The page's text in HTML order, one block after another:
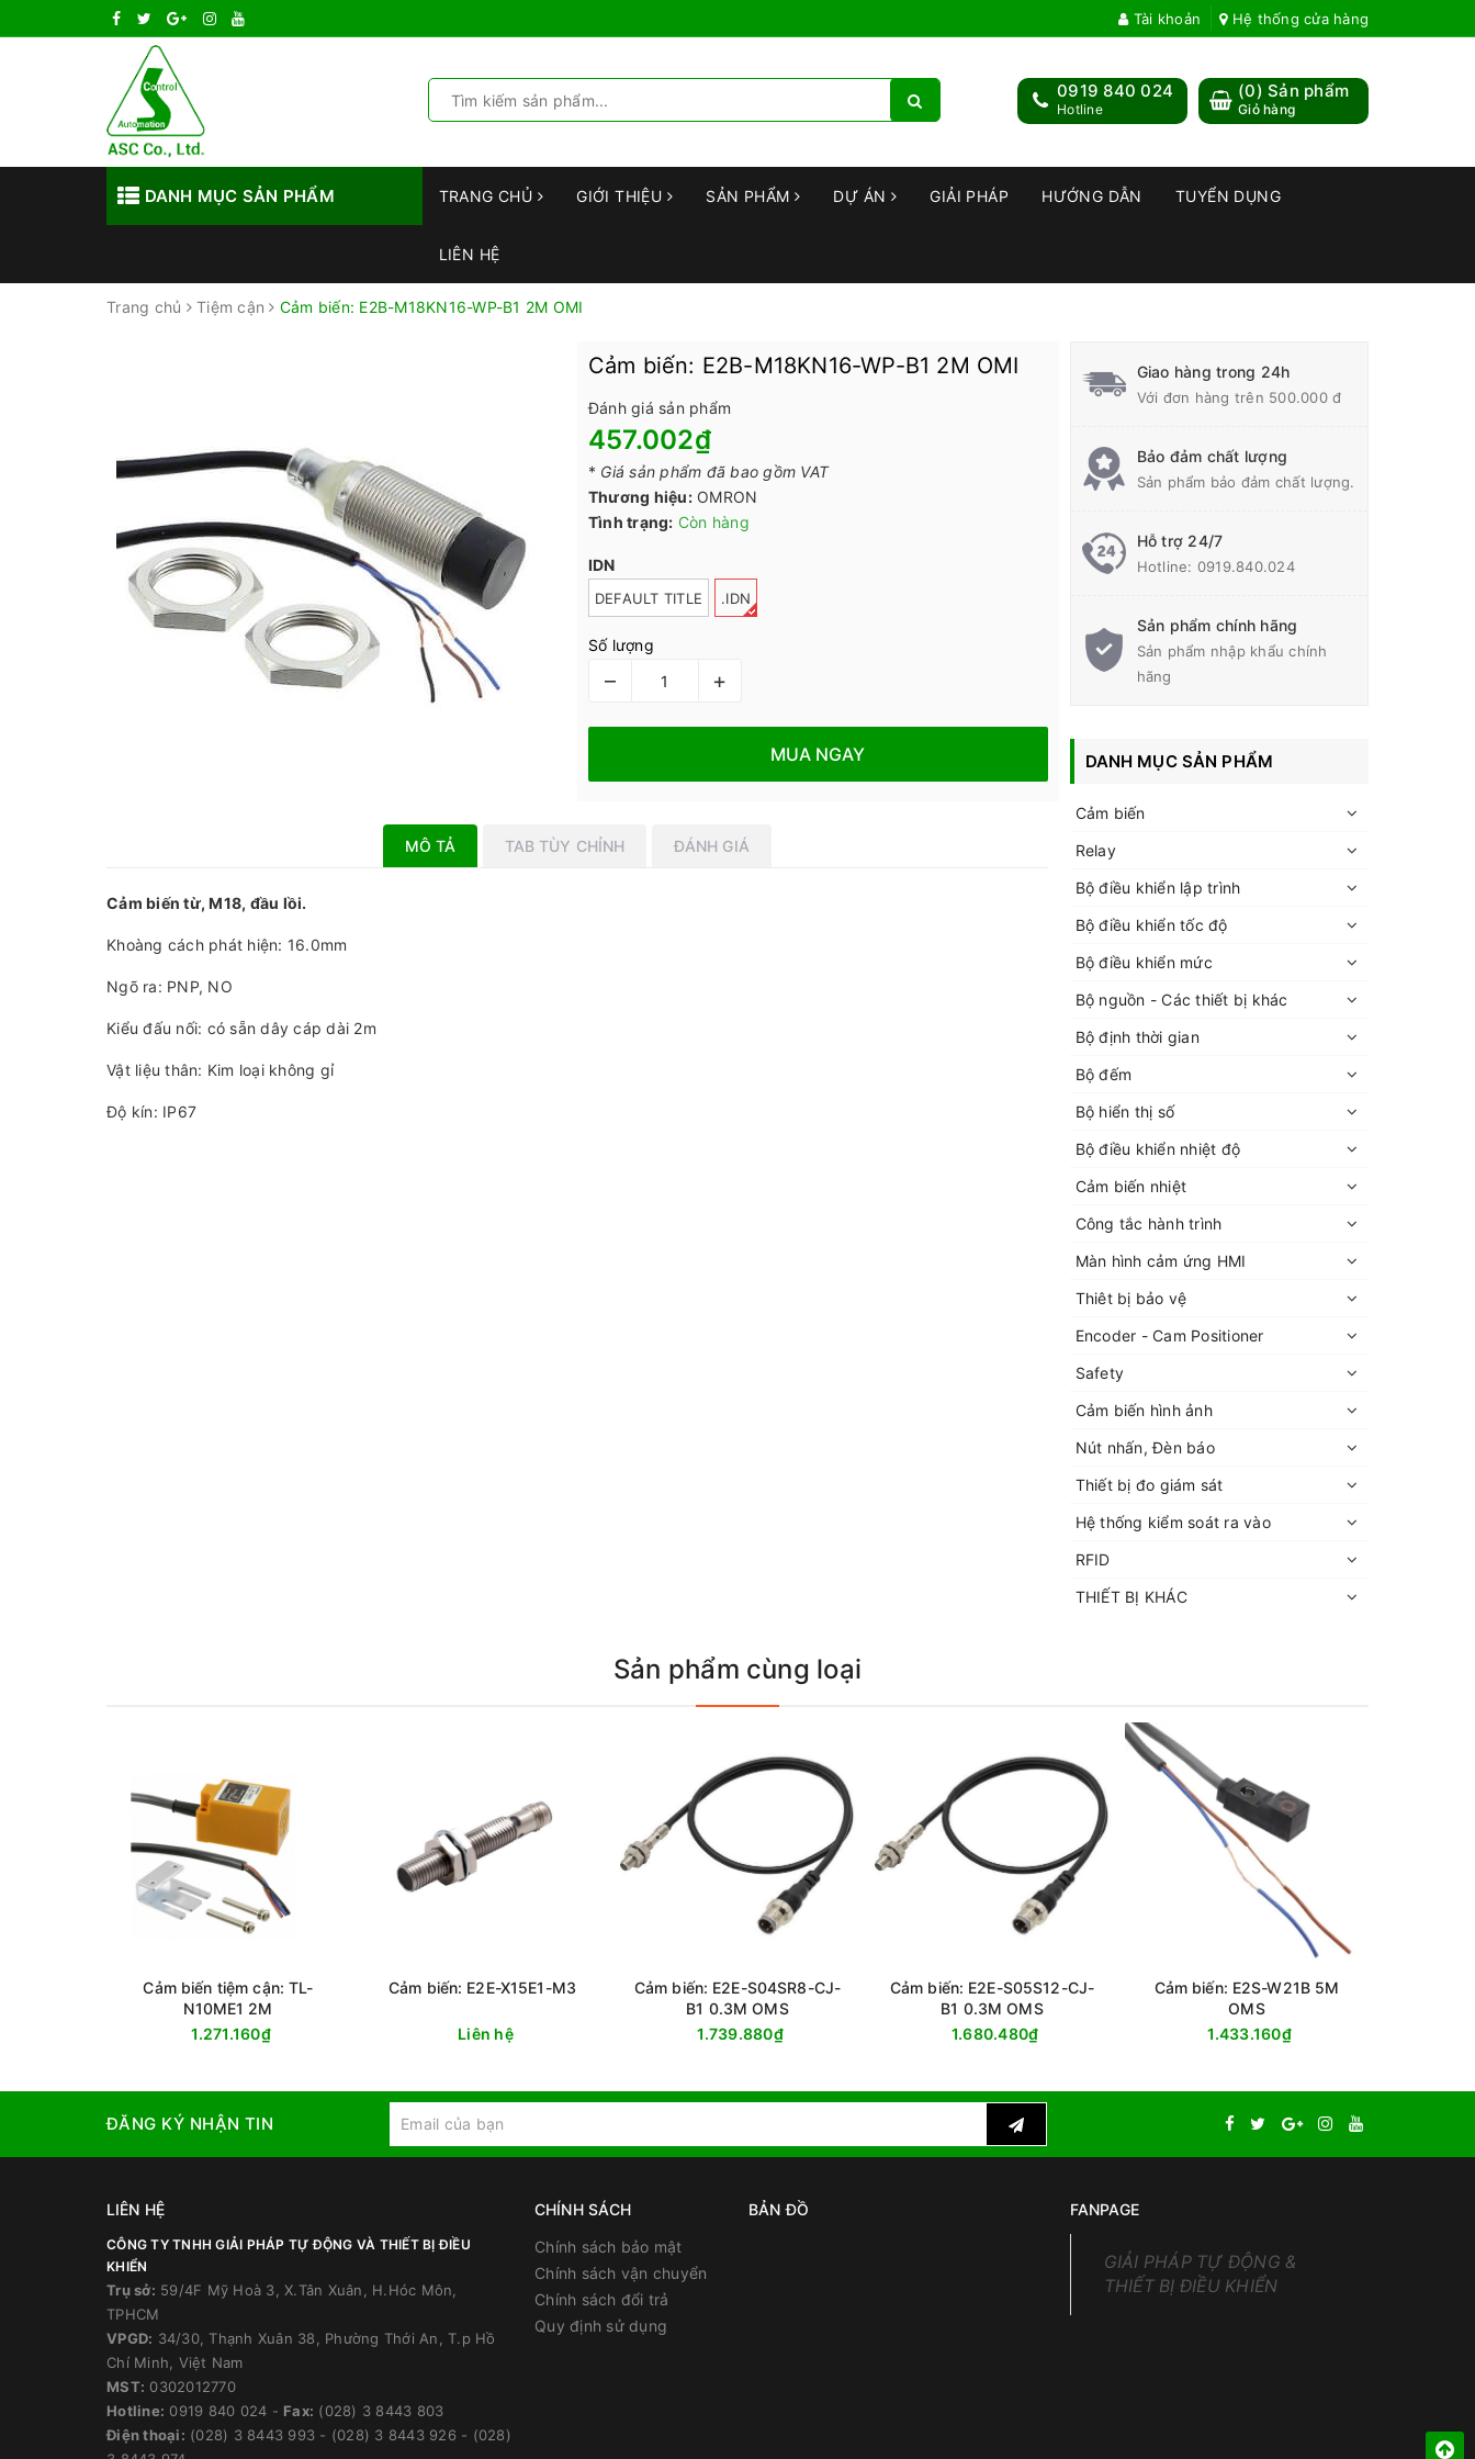
Tài khoản Hệ thống cửa hàng
(0) Sản phẩm
Giỏ hàng
0919 840 024
Hotline
DANH MỤC SẢN PHẨM TRANG CHỦ GIỚI THIỆU SẢN PHẨM DỰ ÁN GIẢI PHÁP HƯỚNG DẪN TUYỂN DỤNG
LIÊN HỆ
Trang chủ Tiệm cận Cảm biến: E2B-M18KN16-WP-B1 2M OMI
Cảm biến: E2B-M18KN16-WP-B1 2M OMI
Đánh giá sản phẩm
457.002₫
* Giá sản phẩm đã bao gồm VAT
Thương hiệu: OMRON
Tình trạng: Còn hàng
IDN
DEFAULT TITLE .IDN
Số lượng
– +
MUA NGAY
MÔ TẢ TAB TÙY CHỈNH ĐÁNH GIÁ
Cảm biến từ, M18, đầu lồi.
Khoàng cách phát hiện: 16.0mm
Ngõ ra: PNP, NO
Kiểu đấu nối: có sẵn dây cáp dài 2m
Vật liệu thân: Kim loại không gỉ
Độ kín: IP67
Giao hàng trong 24h
Với đơn hàng trên 500.000 đ
Bảo đảm chất lượng
Sản phẩm bảo đảm chất lượng.
Hỗ trợ 24/7
Hotline: 0919.840.024
Sản phẩm chính hãng
Sản phẩm nhập khẩu chính
hãng
DANH MỤC SẢN PHẨM
Cảm biến
Relay
Bộ điều khiển lập trình
Bộ điều khiển tốc độ
Bộ điều khiển mức
Bộ nguồn - Các thiết bị khác
Bộ định thời gian
Bộ đếm
Bộ hiển thị số
Bộ điều khiển nhiệt độ
Cảm biến nhiệt
Công tắc hành trình
Màn hình cảm ứng HMI
Thiêt bị bảo vệ
Encoder - Cam Positioner
Safety
Cảm biến hình ảnh
Nút nhấn, Đèn báo
Thiết bị đo giám sát
Hệ thống kiểm soát ra vào
RFID
THIẾT BỊ KHÁC
Sản phẩm cùng loại
Cảm biến tiệm cận: TL-
N10ME1 2M
1.271.160₫
Cảm biến: E2E-X15E1-M3
Liên hệ
Cảm biến: E2E-S04SR8-CJ-
B1 0.3M OMS
1.739.880₫
Cảm biến: E2E-S05S12-CJ-
B1 0.3M OMS
1.680.480₫
Cảm biến: E2S-W21B 5M
OMS
1.433.160₫
ĐĂNG KÝ NHẬN TIN
LIÊN HỆ
CÔNG TY TNHH GIẢI PHÁP TỰ ĐỘNG VÀ THIẾT BỊ ĐIỀU
KHIỂN
Trụ sở: 59/4F Mỹ Hoà 3, X.Tân Xuân, H.Hóc Môn,
TPHCM
VPGD: 34/30, Thạnh Xuân 38, Phường Thới An, T.p Hồ
Chí Minh, Việt Nam
MST: 0302012770
Hotline: 0919 840 024 - Fax: (028) 3 8443 803
Điện thoại: (028) 3 8443 993 - (028) 3 8443 926 - (028)
CHÍNH SÁCH
Chính sách bảo mật
Chính sách vận chuyển
Chính sách đổi trả
Quy định sử dụng
BẢN ĐỒ FANPAGE
GIẢI PHÁP TỰ ĐỘNG &
THIẾT BỊ ĐIỀU KHIỂN